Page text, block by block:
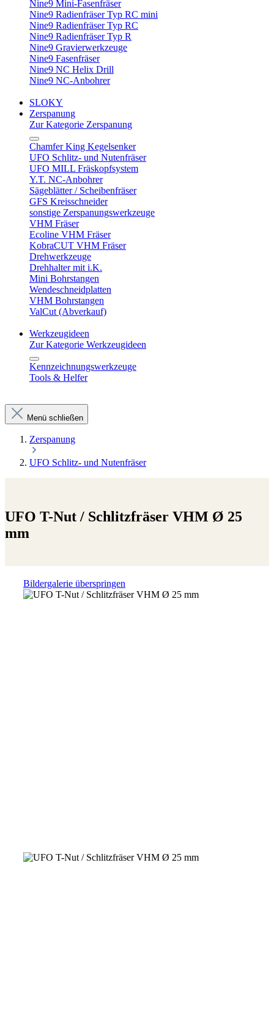
Nine9 Mini-Fasenfräser
Nine9 Radienfräser Typ RC mini
Nine9 Radienfräser Typ RC
Nine9 Radienfräser Typ R
Nine9 Gravierwerkzeuge
Nine9 Fasenfräser
Nine9 NC Helix Drill
Nine9 NC-Anbohrer
SLOKY
Zerspanung
Zur Kategorie Zerspanung
Chamfer King Kegelsenker
UFO Schlitz- und Nutenfräser
UFO MILL Fräskopfsystem
Y.T. NC-Anbohrer
Sägeblätter / Scheibenfräser
GFS Kreisschneider
sonstige Zerspanungswerkzeuge
VHM Fräser
Ecoline VHM Fräser
KobraCUT VHM Fräser
Drehwerkzeuge
Drehhalter mit i.K.
Mini Bohrstangen
Wendeschneidplatten
VHM Bohrstangen
ValCut (Abverkauf)
Werkzeugideen
Zur Kategorie Werkzeugideen
Kennzeichnungswerkzeuge
Tools & Helfer
Menü schließen
Zerspanung
UFO Schlitz- und Nutenfräser
UFO T-Nut / Schlitzfräser VHM Ø 25
mm
Bildergalerie überspringen